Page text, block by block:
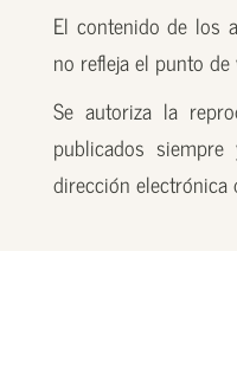
El contenido de los
no refleja el punto
Se autoriza la
publicados
dirección electrónica